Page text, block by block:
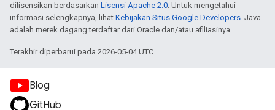
dilisensikan berdasarkan Lisensi Apache 2.0. Untuk mengetahui
informasi selengkapnya, lihat Kebijakan Situs Google Developers. Java
adalah merek dagang terdaftar dari Oracle dan/atau afiliasinya.
Terakhir diperbarui pada 2026-05-04 UTC.
Blog
GitHub